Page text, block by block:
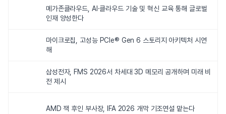
메가존클라우드, AI·클라우드 기술 및 혁신 교육 통해 글로벌
인재 양성한다
마이크로칩, 고성능 PCIe® Gen 6 스토리지 아키텍처 시연
해
삼성전자, FMS 2026서 차세대 3D 메모리 공개하며 미래 비
전 제시
AMD 잭 후인 부사장, IFA 2026 개막 기조연설 맡는다